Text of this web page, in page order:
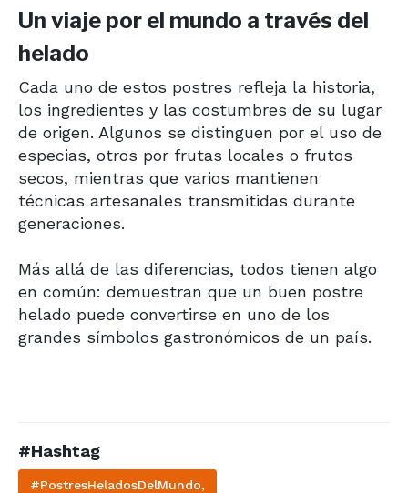
Un viaje por el mundo a través del
helado
Cada uno de estos postres refleja la historia,
los ingredientes y las costumbres de su lugar
de origen. Algunos se distinguen por el uso de
especias, otros por frutas locales o frutos
secos, mientras que varios mantienen
técnicas artesanales transmitidas durante
generaciones.
Más allá de las diferencias, todos tienen algo
en común: demuestran que un buen postre
helado puede convertirse en uno de los
grandes símbolos gastronómicos de un país.
#Hashtag
#PostresHeladosDelMundo,